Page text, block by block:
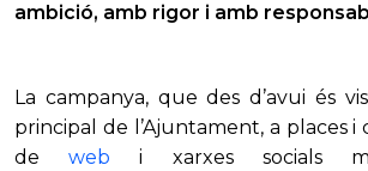
ambició, amb rigor i amb
La campanya, que des d’avui és
principal de l’Ajuntament, a places i
dewebi xarxes socials